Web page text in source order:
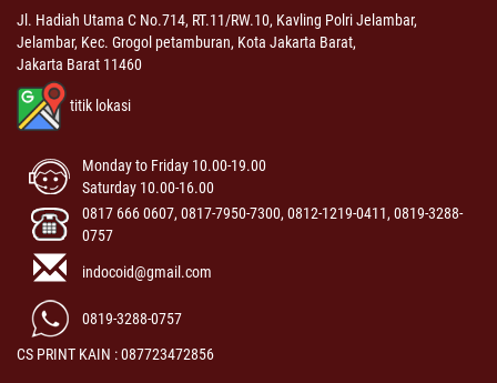
Jl. Hadiah Utama C No.714, RT.11/RW.10, Kavling Polri Jelambar,
Jelambar, Kec. Grogol petamburan, Kota Jakarta Barat,
Jakarta Barat 11460
titik lokasi
Monday to Friday 10.00-19.00
Saturday 10.00-16.00
0817 666 0607, 0817-7950-7300, 0812-1219-0411, 0819-3288-
0757
indocoid@gmail.com
0819-3288-0757
CS PRINT KAIN : 087723472856